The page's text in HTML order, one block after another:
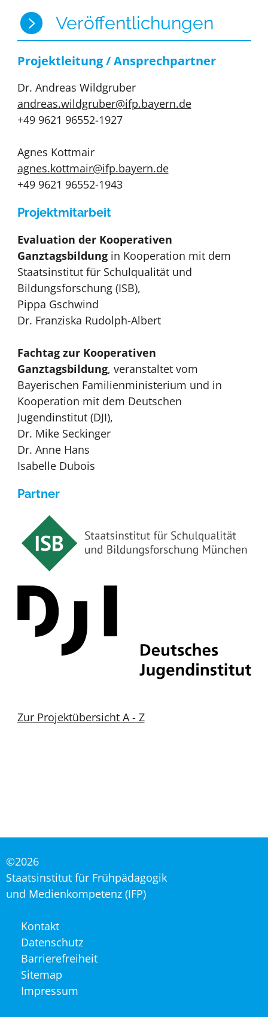
Veröffentlichungen
Projektleitung / Ansprechpartner
Dr. Andreas Wildgruber
andreas.wildgruber@ifp.bayern.de
+49 9621 96552-1927
Agnes Kottmair
agnes.kottmair@ifp.bayern.de
+49 9621 96552-1943
Projektmitarbeit
Evaluation der Kooperativen
Ganztagsbildungin Kooperation mit dem
Staatsinstitut für Schulqualität und
Bildungsforschung (ISB),
Pippa Gschwind
Dr. Franziska Rudolph-Albert
Fachtag zur Kooperativen
Ganztagsbildung, veranstaltet vom
Bayerischen Familienministerium und in
Kooperation mit dem Deutschen
Jugendinstitut (DJI),
Dr. Mike Seckinger
Dr. Anne Hans
Isabelle Dubois
Partner
Zur Projektübersicht A - Z
©2026
Staatsinstitut für Frühpädagogik
und Medienkompetenz (IFP)
Navigation
überspringen
Kontakt
Datenschutz
Barrierefreiheit
Sitemap
Impressum